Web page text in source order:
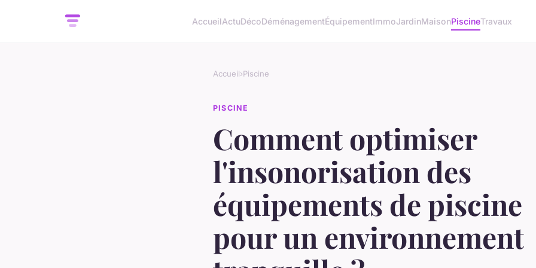
AccueilActuDécoDéménagementÉquipementImmoJardinMaisonPiscineTravaux
Accueil›Piscine
PISCINE
Comment optimiser
l'insonorisation des
équipements de piscine
pour un environnement